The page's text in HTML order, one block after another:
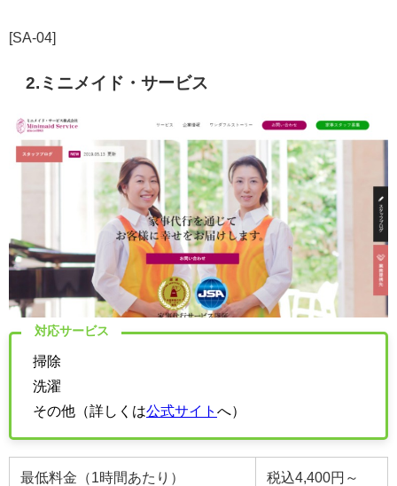
[SA-04]
2.ミニメイド・サービス
対応サービス
掃除
洗濯
その他（詳しくは公式サイト へ）
最低料金（1時間あたり） 税込4,400円～